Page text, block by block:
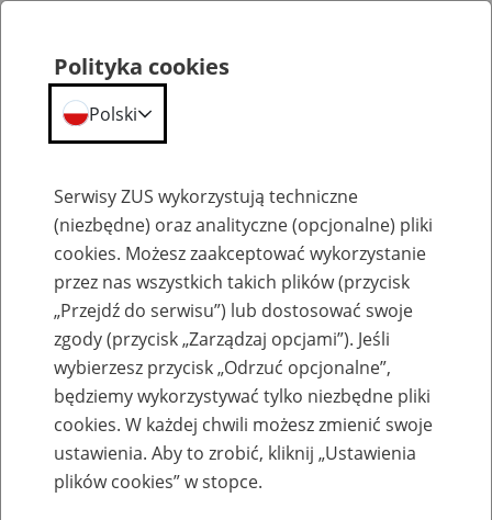
Szkolenia
Zaproś ZUS do siebie - zakładanie profili
eZUS w siedzibie Twojej firmy
Polityka cookies
Polski
Serwisy ZUS wykorzystują techniczne
(niezbędne) oraz analityczne (opcjonalne) pliki
cookies. Możesz zaakceptować wykorzystanie
przez nas wszystkich takich plików (przycisk
„Przejdź do serwisu”) lub dostosować swoje
zgody (przycisk „Zarządzaj opcjami”). Jeśli
wybierzesz przycisk „Odrzuć opcjonalne”,
będziemy wykorzystywać tylko niezbędne pliki
cookies. W każdej chwili możesz zmienić swoje
ustawienia. Aby to zrobić, kliknij „Ustawienia
plików cookies” w stopce.